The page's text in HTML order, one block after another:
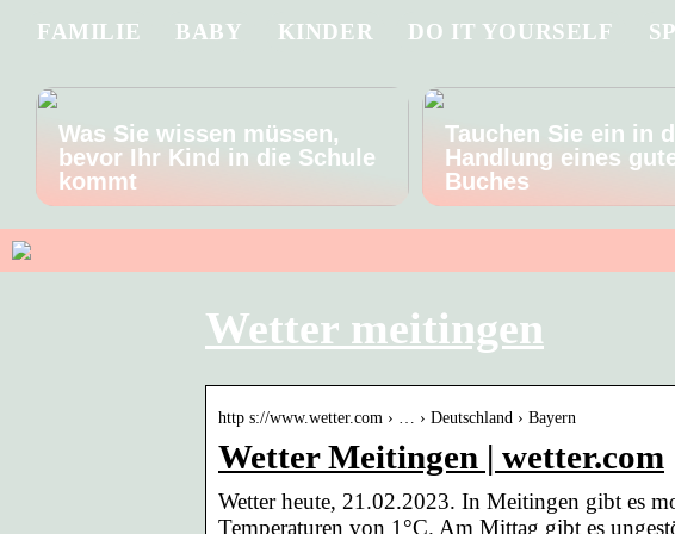
FAMILIE BABY KINDER DO IT YOURSELF
Was Sie wissen müssen,
bevor Ihr Kind in die Schule
kommt
Tauchen Sie ein in
Handlung eines
Buches
Wetter meitingen
http s://www.wetter.com › … › Deutschland › Bayern
Wetter Meitingen | wetter.com
Wetter heute, 21.02.2023. In Meitingen gibt es
Temperaturen von 1°C. Am Mittag gibt es